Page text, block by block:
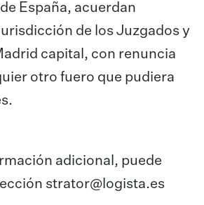
España, acuerdan
de los Juzgados y
capital, con renuncia
otro fuero que pudiera
adicional, puede
strator@logista.es